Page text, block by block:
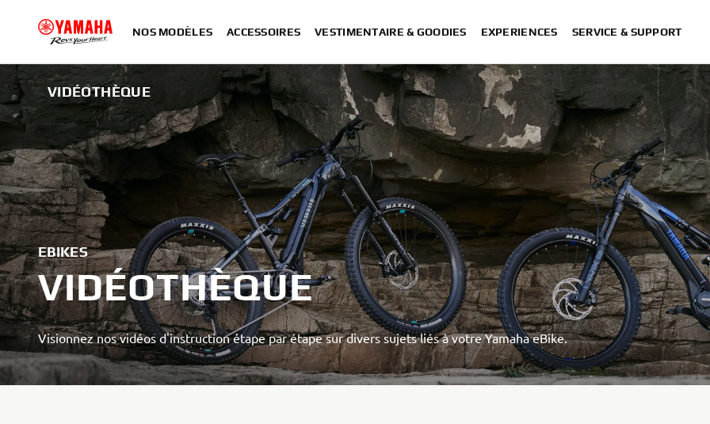
NOS MODÈLES ACCESSOIRES VESTIMENTAIRE & GOODIES EXPERIENCES SERVICE & SUPPORT
VIDÉOTHÈQUE
EBIKES
VIDÉOTHÈQUE
Visionnez nos vidéos d'instruction étape par étape sur divers sujets liés à votre Yamaha eBike.